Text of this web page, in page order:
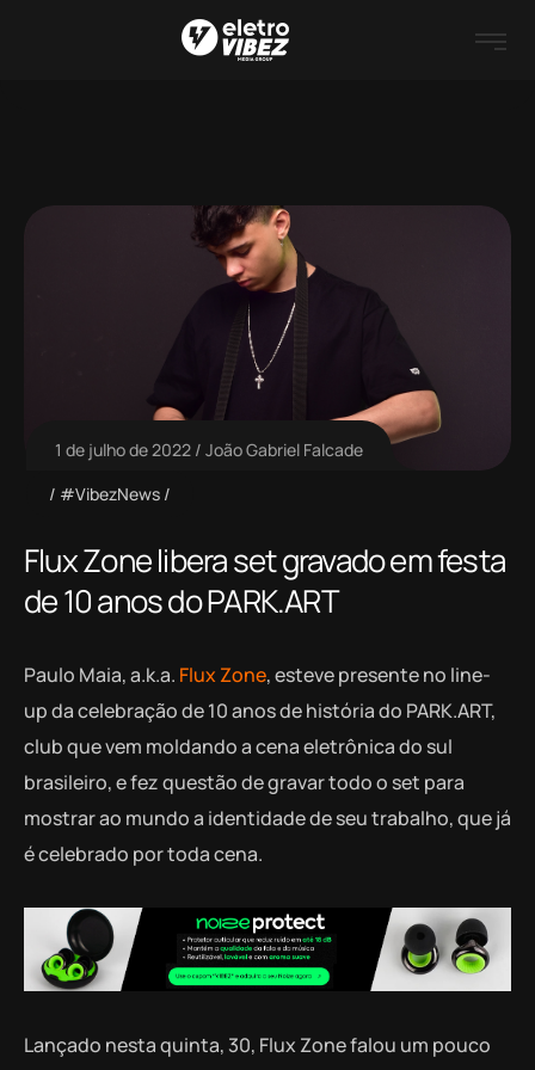
1 de julho de 2022
João Gabriel Falcade
#VibezNews
Flux Zone libera set gravado em festa
de 10 anos do PARK.ART
Paulo Maia, a.k.a. Flux Zone, esteve presente no line-
up da celebração de 10 anos de história do PARK.ART,
club que vem moldando a cena eletrônica do sul
brasileiro, e fez questão de gravar todo o set para
mostrar ao mundo a identidade de seu trabalho, que já
é celebrado por toda cena.
Lançado nesta quinta, 30, Flux Zone falou um pouco